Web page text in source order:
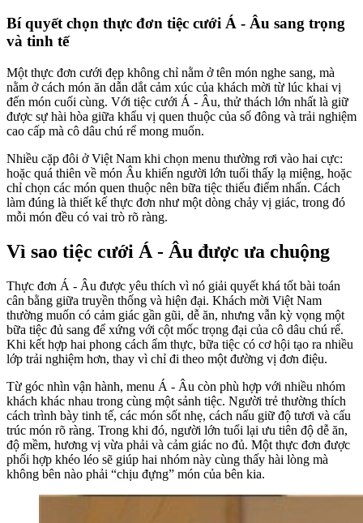
Bí quyết chọn thực đơn tiệc cưới Á - Âu sang trọng
và tinh tế
Một thực đơn cưới đẹp không chỉ nằm ở tên món nghe sang, mà
nằm ở cách món ăn dẫn dắt cảm xúc của khách mời từ lúc khai vị
đến món cuối cùng. Với tiệc cưới Á - Âu, thử thách lớn nhất là giữ
được sự hài hòa giữa khẩu vị quen thuộc của số đông và trải nghiệm
cao cấp mà cô dâu chú rể mong muốn.
Nhiều cặp đôi ở Việt Nam khi chọn menu thường rơi vào hai cực:
hoặc quá thiên về món Âu khiến người lớn tuổi thấy lạ miệng, hoặc
chỉ chọn các món quen thuộc nên bữa tiệc thiếu điểm nhấn. Cách
làm đúng là thiết kế thực đơn như một dòng chảy vị giác, trong đó
mỗi món đều có vai trò rõ ràng.
Vì sao tiệc cưới Á - Âu được ưa chuộng
Thực đơn Á - Âu được yêu thích vì nó giải quyết khá tốt bài toán
cân bằng giữa truyền thống và hiện đại. Khách mời Việt Nam
thường muốn có cảm giác gần gũi, dễ ăn, nhưng vẫn kỳ vọng một
bữa tiệc đủ sang để xứng với cột mốc trọng đại của cô dâu chú rể.
Khi kết hợp hai phong cách ẩm thực, bữa tiệc có cơ hội tạo ra nhiều
lớp trải nghiệm hơn, thay vì chỉ đi theo một đường vị đơn điệu.
Từ góc nhìn vận hành, menu Á - Âu còn phù hợp với nhiều nhóm
khách khác nhau trong cùng một sảnh tiệc. Người trẻ thường thích
cách trình bày tinh tế, các món sốt nhẹ, cách nấu giữ độ tươi và cấu
trúc món rõ ràng. Trong khi đó, người lớn tuổi lại ưu tiên độ dễ ăn,
độ mềm, hương vị vừa phải và cảm giác no đủ. Một thực đơn được
phối hợp khéo léo sẽ giúp hai nhóm này cùng thấy hài lòng mà
không bên nào phải “chịu đựng” món của bên kia.